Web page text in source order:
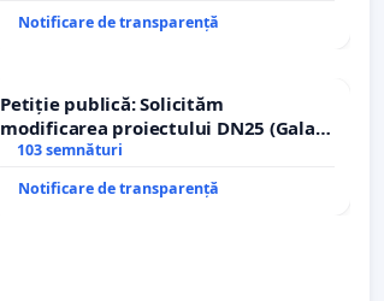
Notificare de transparență
Petiție publică: Solicităm
modificarea proiectului DN25 (Galați
– Hanu Conachi) prin devierea
traseului în afara localităților!
103 semnături
Notificare de transparență